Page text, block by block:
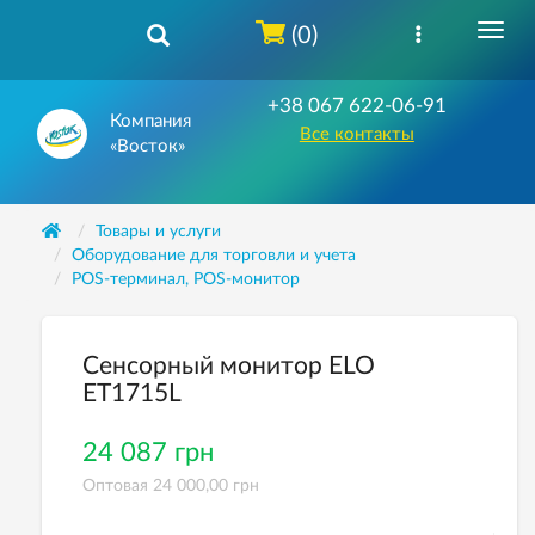
Компания
«Восток»
+38 067 622-06-91
Все контакты
(0)
Товары и услуги
Оборудование для торговли и учета
POS-терминал, POS-монитор
Сенсорный монитор ELO
ET1715L
24 087 грн
Оптовая 24 000,00 грн